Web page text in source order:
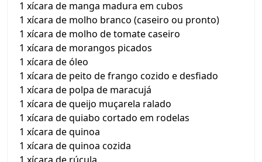
1 xícara de manga madura em cubos
1 xícara de molho branco (caseiro ou pronto)
1 xícara de molho de tomate caseiro
1 xícara de morangos picados
1 xícara de óleo
1 xícara de peito de frango cozido e desfiado
1 xícara de polpa de maracujá
1 xícara de queijo muçarela ralado
1 xícara de quiabo cortado em rodelas
1 xícara de quinoa
1 xícara de quinoa cozida